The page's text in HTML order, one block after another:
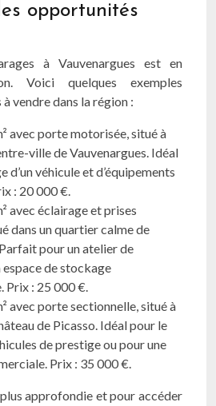
opportunités
à Vauvenargues est en
Voici quelques exemples
vendre dans la région :
avec porte motorisée, situé à
ville de Vauvenargues. Idéal
d’un véhicule et d’équipements
: 20 000 €.
avec éclairage et prises
dans un quartier calme de
pour un atelier de
de stockage
Prix : 25 000 €.
avec porte sectionnelle, situé à
de Picasso. Idéal pour le
de prestige ou pour une
Prix : 35 000 €.
approfondie et pour accéder